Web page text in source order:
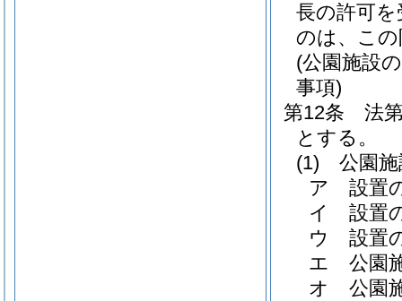
長の許可
のは、こ
(公園施設
事項)
第12条
法
とする。
(1)
公園
ア
設置
イ
設置
ウ
設置
エ
公園
オ
公園